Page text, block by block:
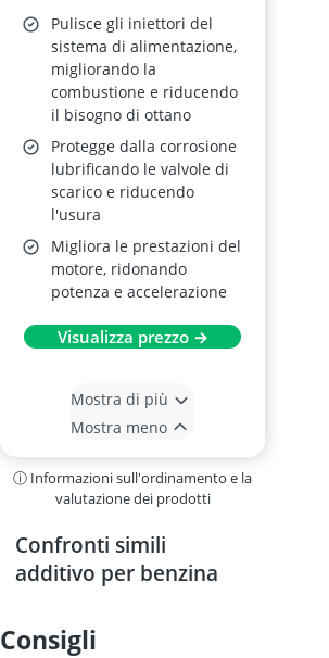
Pulisce gli iniettori del
sistema di alimentazione,
migliorando la
combustione e riducendo
il bisogno di ottano
Protegge dalla corrosione
lubrificando le valvole di
scarico e riducendo
l'usura
Migliora le prestazioni del
motore, ridonando
potenza e accelerazione
Visualizza prezzo →
Mostra di più
Mostra meno
ⓘ Informazioni sull'ordinamento e la
valutazione dei prodotti
Confronti simili
additivo per benzina
consigli